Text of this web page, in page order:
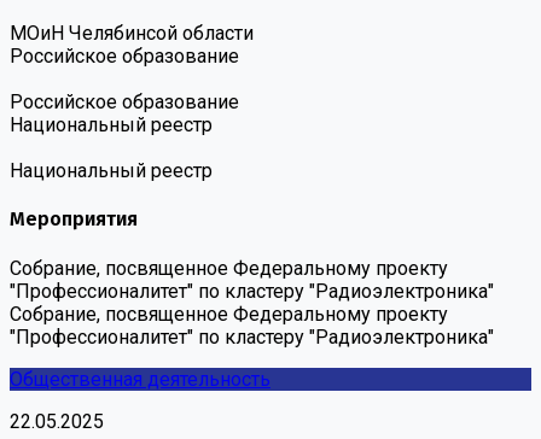
МОиН Челябинсой области
Российское образование
Российское образование
Национальный реестр
Национальный реестр
Мероприятия
Собрание, посвященное Федеральному проекту
"Профессионалитет" по кластеру "Радиоэлектроника"
Собрание, посвященное Федеральному проекту
"Профессионалитет" по кластеру "Радиоэлектроника"
Общественная деятельность
22.05.2025